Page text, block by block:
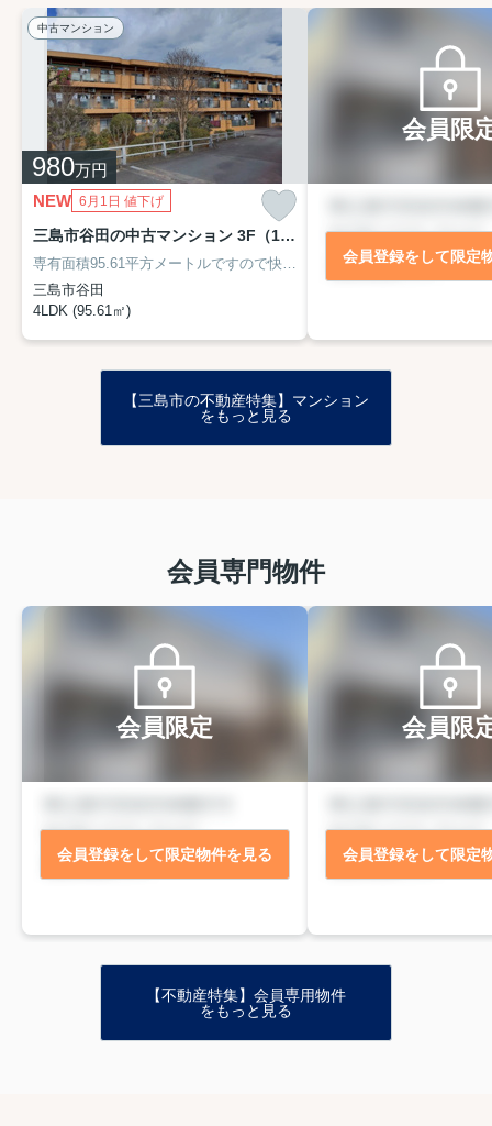
中古マンション
980万円
NEW 6月1日 値下げ
三島市谷田の中古マンション 3F（1302号室）
専有面積95.61平方メートルですので快適な生活ができます。入居してからペットの飼育を始めたい方は、事前にご相談ください。広々としたリビングに充実設備のキッチンを備えた4LDK。外装リフォーム済みなので、きれいな外観になっています。新居をお求めなら、地域に詳しい当社にご依頼下さい。お客様のこだわりやご要望などがあれば、メール又はお電話から当社までお申し付けください。
三島市谷田
4LDK (95.61㎡)
会員限
会員登録をして限定
【三島市の不動産特集】マンション
をもっと見る
会員専門物件
会員限定
会員登録をして限定物件を見る
会員限
会員登録をして限定
【不動産特集】会員専用物件
をもっと見る